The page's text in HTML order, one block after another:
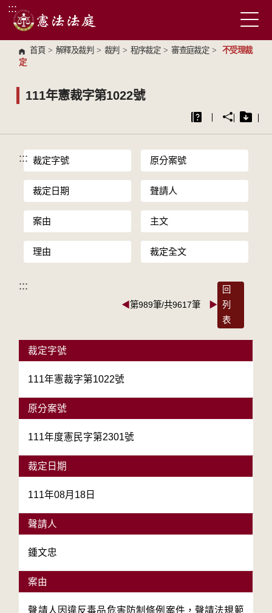
跳到主要內容區塊
:::
首頁 > 解釋及裁判 > 裁判 > 程序裁定 > 審查庭裁定 >
不受理裁
定
111年憲裁字第1022號
::: 裁定字號 原分案號
裁定日期 聲請人
案由 主文
理由 裁定全文
:::
◀第989筆/共9617筆 ▶
回
列
表
裁定字號
111年憲裁字第1022號
原分案號
111年度憲民字第2301號
裁定日期
111年08月18日
聲請人
鍾文忠
案由
聲請人因違反毒品危害防制條例案件，聲請法規範